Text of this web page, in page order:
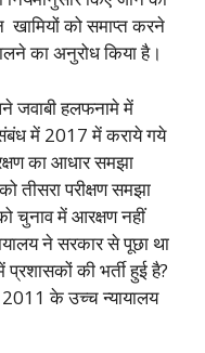
खामियों को समाप्त करने
का अनुरोध किया है।
जवाबी हलफनामे में
में 2017 में कराये गये
का आधार समझा
तीसरा परीक्षण समझा
चुनाव में आरक्षण नहीं
ने सरकार से पूछा था
की भर्ती हुई है?
2011 के उच्च न्यायालय